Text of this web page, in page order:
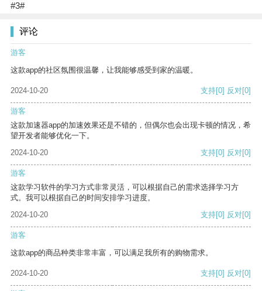
#3#
评论
游客
这款app的社区氛围很温馨，让我能够感受到家的温暖。
2024-10-20 支持[0] 反对[0]
游客
这款加速器app的加速效果还是不错的，但偶尔也会出现卡顿的情况，希
望开发者能够优化一下。
2024-10-20
支持[0] 反对[0]
游客
这款学习软件的学习方式非常灵活，可以根据自己的需求选择学习方
式。我可以根据自己的时间安排学习进度。
2024-10-20
支持[0] 反对[0]
游客
这款app的商品种类非常丰富，可以满足我所有的购物需求。
2024-10-20 支持[0] 反对[0]